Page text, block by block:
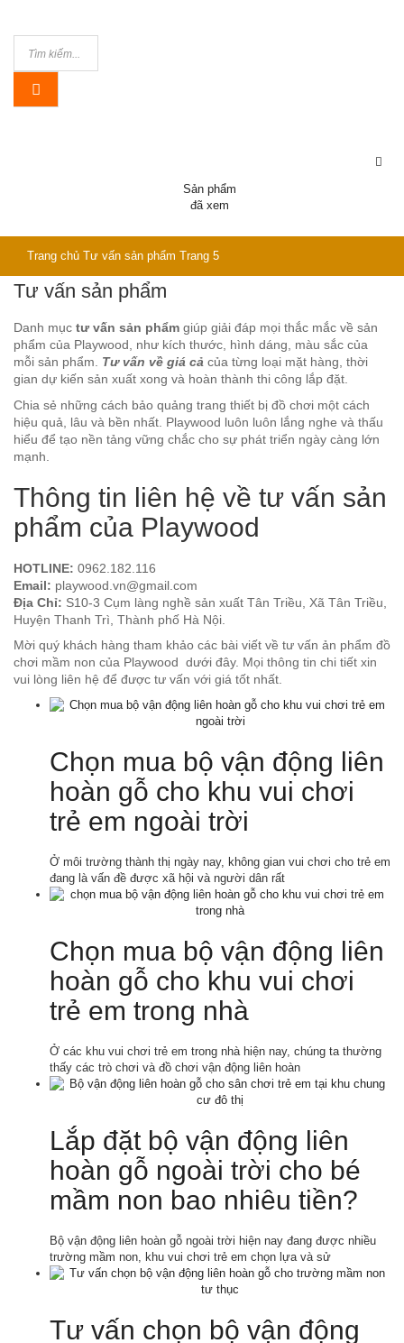
Sản phẩm
đã xem
Trang chủ Tư vấn sản phẩm Trang 5
Tư vấn sản phẩm
Danh mục tư vấn sản phẩm giúp giải đáp mọi thắc mắc về sản
phẩm của Playwood, như kích thước, hình dáng, màu sắc của
mỗi sản phẩm. Tư vấn về giá cả của từng loại mặt hàng, thời
gian dự kiến sản xuất xong và hoàn thành thi công lắp đặt.
Chia sẻ những cách bảo quảng trang thiết bị đồ chơi một cách
hiệu quả, lâu và bền nhất. Playwood luôn luôn lắng nghe và thấu
hiểu để tạo nền tảng vững chắc cho sự phát triển ngày càng lớn
mạnh.
Thông tin liên hệ về tư vấn sản
phẩm của Playwood
HOTLINE: 0962.182.116
Email: playwood.vn@gmail.com
Địa Chỉ: S10-3 Cụm làng nghề sản xuất Tân Triều, Xã Tân Triều,
Huyện Thanh Trì, Thành phố Hà Nội.
Mời quý khách hàng tham khảo các bài viết về tư vấn ản phẩm đồ
chơi mầm non của Playwood dưới đây. Mọi thông tin chi tiết xin
vui lòng liên hệ để được tư vấn với giá tốt nhất.
Chọn mua bộ vận động liên
hoàn gỗ cho khu vui chơi
trẻ em ngoài trời
Ở môi trường thành thị ngày nay, không gian vui chơi cho trẻ em
đang là vấn đề được xã hội và người dân rất
Chọn mua bộ vận động liên
hoàn gỗ cho khu vui chơi
trẻ em trong nhà
Ở các khu vui chơi trẻ em trong nhà hiện nay, chúng ta thường
thấy các trò chơi và đồ chơi vận động liên hoàn
Lắp đặt bộ vận động liên
hoàn gỗ ngoài trời cho bé
mầm non bao nhiêu tiền?
Bộ vận động liên hoàn gỗ ngoài trời hiện nay đang được nhiều
trường mầm non, khu vui chơi trẻ em chọn lựa và sử
Tư vấn chọn bộ vận động